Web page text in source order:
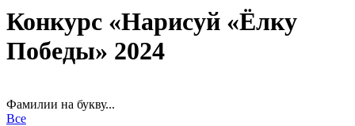
Конкурс «Нарисуй «Ёлку
Победы» 2024
Фамилии на букву...
Все